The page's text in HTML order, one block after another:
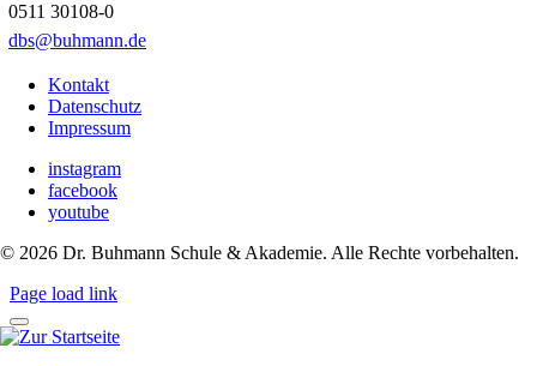
0511 30108-0
dbs@buhmann.de
Kontakt
Datenschutz
Impressum
instagram
facebook
youtube
© 2026 Dr. Buhmann Schule & Akademie. Alle Rechte vorbehalten.
Page load link